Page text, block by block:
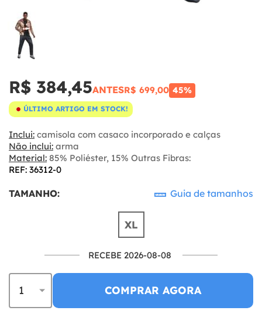
R$ 384,45ANTESR$ 699,00 45%
ÚLTIMO ARTIGO EM STOCK!
Inclui: camisola com casaco incorporado e calças
Não inclui: arma
Material: 85% Poliéster, 15% Outras Fibras:
REF: 36312-0
TAMANHO: Guia de tamanhos
XL
RECEBE 2026-08-08
COMPRAR AGORA